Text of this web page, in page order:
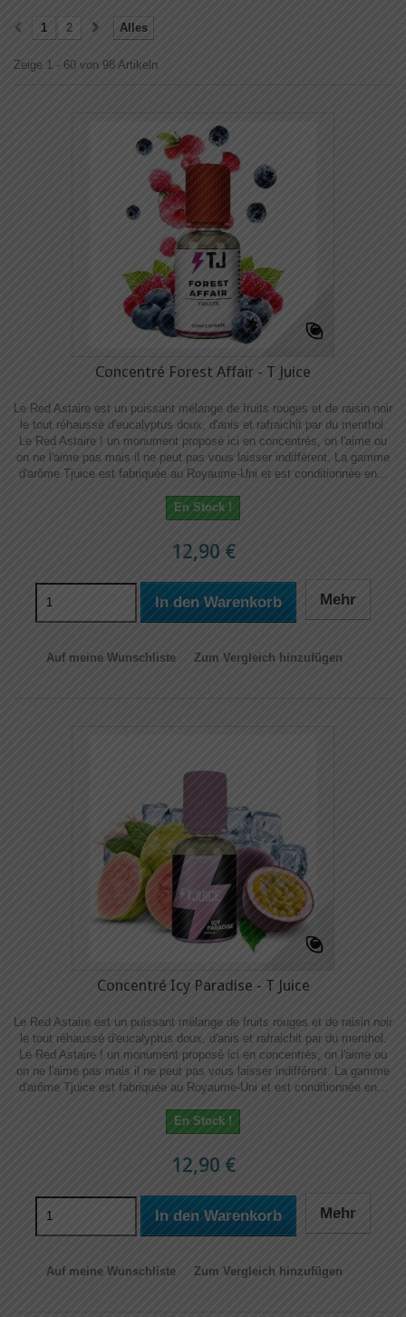
Alles
1 2
Zeige 1 - 60 von 98 Artikeln
Concentré Forest Affair - T Juice
Le Red Astaire est un puissant mélange de fruits rouges et de raisin noir
le tout réhaussé d'eucalyptus doux, d'anis et rafraichit par du menthol.
Le Red Astaire ! un monument proposé ici en concentrés, on l'aime ou
on ne l'aime pas mais il ne peut pas vous laisser indifférent. La gamme
d'arôme Tjuice est fabriquée au Royaume-Uni et est conditionnée en...
En Stock !
12,90 €
In den Warenkorb Mehr
Auf meine Wunschliste Zum Vergleich hinzufügen
Concentré Icy Paradise - T Juice
Le Red Astaire est un puissant mélange de fruits rouges et de raisin noir
le tout réhaussé d'eucalyptus doux, d'anis et rafraichit par du menthol.
Le Red Astaire ! un monument proposé ici en concentrés, on l'aime ou
on ne l'aime pas mais il ne peut pas vous laisser indifférent. La gamme
d'arôme Tjuice est fabriquée au Royaume-Uni et est conditionnée en...
En Stock !
12,90 €
In den Warenkorb Mehr
Auf meine Wunschliste Zum Vergleich hinzufügen